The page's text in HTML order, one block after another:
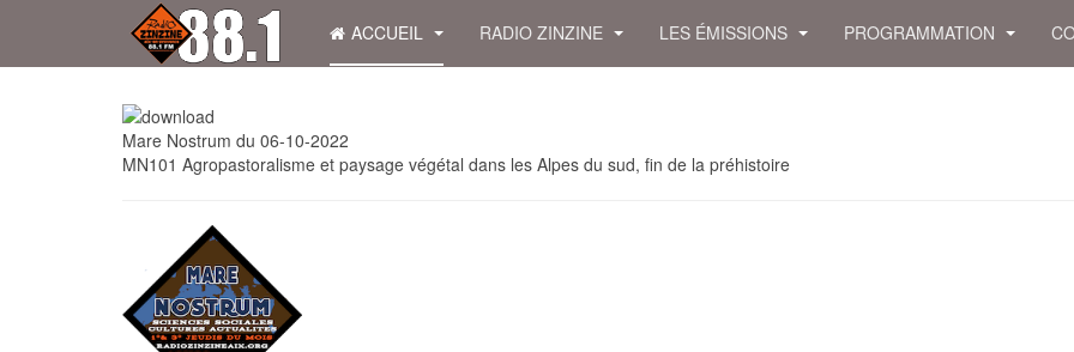
ACCUEIL RADIO ZINZINE LES ÉMISSIONS PROGRAMMATION
Mare Nostrum du 06-10-2022
MN101 Agropastoralisme et paysage végétal dans les Alpes du sud, fin de la préhistoire